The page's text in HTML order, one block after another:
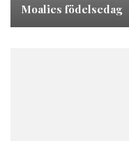
Moalies födelsedag